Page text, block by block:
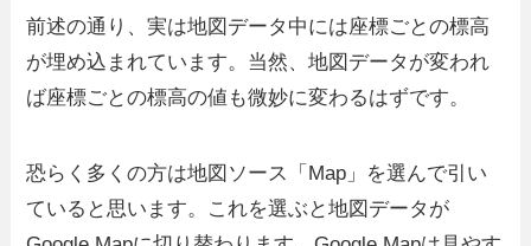
前述の通り、実は地図データ中には座標ごとの標高
が埋め込まれています。当然、地図データが変われ
ば座標ごとの標高の値も微妙に変わるはずです。
恐らく多くの方は地図ソース「Map」を選んで引い
ていると思います。これを選ぶと地図データが